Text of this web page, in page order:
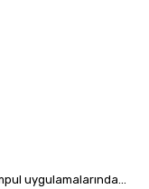
uygulamalarında...